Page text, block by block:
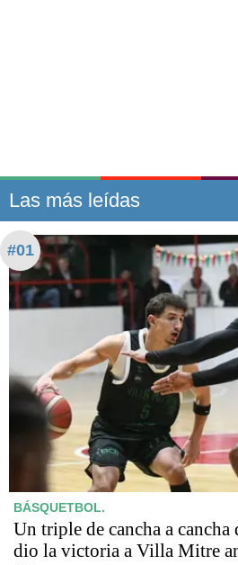
Las más leídas
#01
BÁSQUETBOL.
Un triple de cancha a
dio la victoria a Villa Mitre